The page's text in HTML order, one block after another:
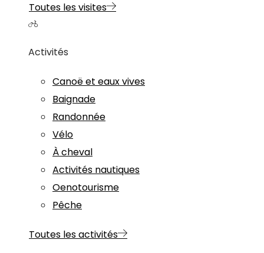
Toutes les visites
Activités
Canoë et eaux vives
Baignade
Randonnée
Vélo
À cheval
Activités nautiques
Oenotourisme
Pêche
Toutes les activités